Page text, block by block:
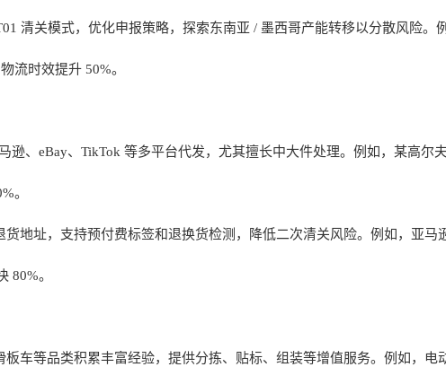
清关模式，优化申报策略，探索东南亚 / 墨西哥产能转移以分散风险。
流时效提升 50%。
逊、eBay、TikTok 等多平台代发，尤其擅长中大件处理。例如，某高尔
。
地址，支持预付费标签和退换货检测，降低二次清关风险。例如，亚马
80%。
车等品类积累丰富经验，提供分拣、贴标、组装等增值服务。例如，电